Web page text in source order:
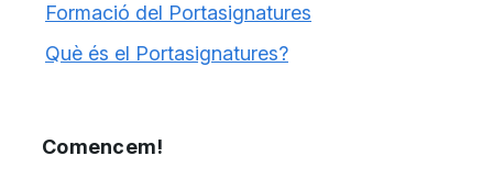
Formació del Portasignatures
Què és el Portasignatures?
Comencem!